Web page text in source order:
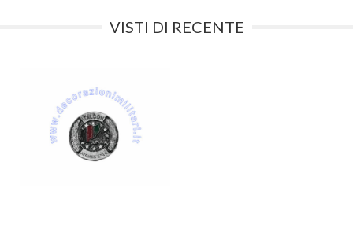
VISTI DI RECENTE